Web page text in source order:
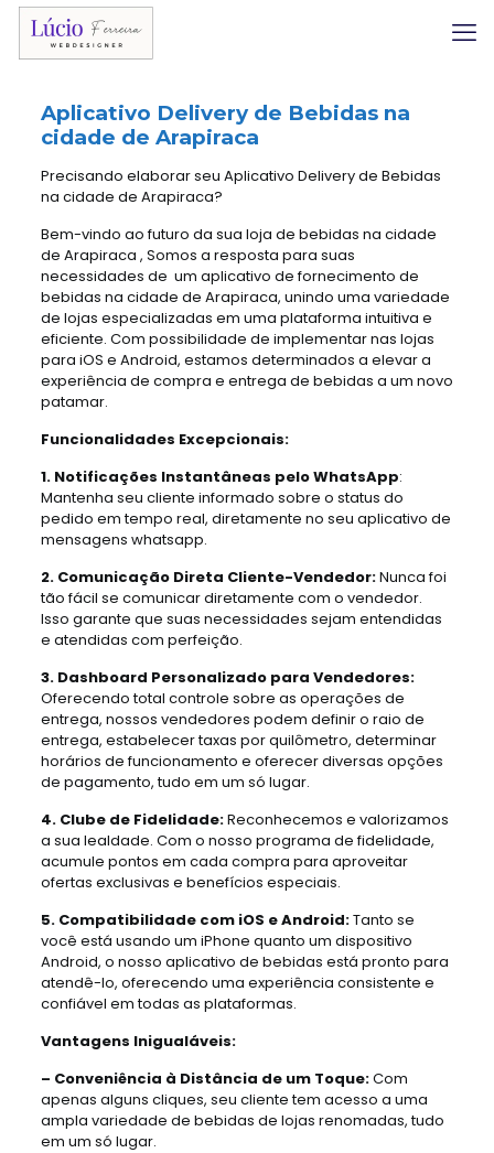
Aplicativo Deliveryde Bebidas na
cidade de Arapiraca
Precisando elaborar seu Aplicativo Delivery de Bebidas
na cidade de Arapiraca?
Bem-vindo ao futuro da sua loja de bebidas na cidade
de Arapiraca , Somos a resposta para suas
necessidades de um aplicativo de fornecimento de
bebidas na cidade de Arapiraca, unindo uma variedade
de lojas especializadas em uma plataforma intuitiva e
eficiente. Com possibilidade de implementar nas lojas
para iOS e Android, estamos determinados a elevar a
experiência de compra e entrega de bebidas a um novo
patamar.
Funcionalidades Excepcionais:
1. Notificações Instantâneas pelo WhatsApp:
Mantenha seu cliente informado sobre o status do
pedido em tempo real, diretamente no seu aplicativo de
mensagens whatsapp.
2. Comunicação Direta Cliente-Vendedor:Nunca foi
tão fácil se comunicar diretamente com o vendedor.
Isso garante que suas necessidades sejam entendidas
e atendidas com perfeição.
3. Dashboard Personalizado para Vendedores:
Oferecendo total controle sobre as operações de
entrega, nossos vendedores podem definir o raio de
entrega, estabelecer taxas por quilômetro, determinar
horários de funcionamento e oferecer diversas opções
de pagamento, tudo em um só lugar.
4. Clube de Fidelidade:Reconhecemos e valorizamos
a sua lealdade. Com o nosso programa de fidelidade,
acumule pontos em cada compra para aproveitar
ofertas exclusivas e benefícios especiais.
5. Compatibilidade com iOS e Android:Tanto se
você está usando um iPhone quanto um dispositivo
Android, o nosso aplicativo de bebidas está pronto para
atendê-lo, oferecendo uma experiência consistente e
confiável em todas as plataformas.
Vantagens Inigualáveis:
– Conveniência à Distância de um Toque:Com
apenas alguns cliques, seu cliente tem acesso a uma
ampla variedade de bebidas de lojas renomadas, tudo
em um só lugar.